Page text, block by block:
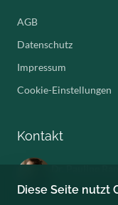
AGB
Datenschutz
Impressum
Cookie-Einstellungen
Kontakt
Diese Seite nutzt